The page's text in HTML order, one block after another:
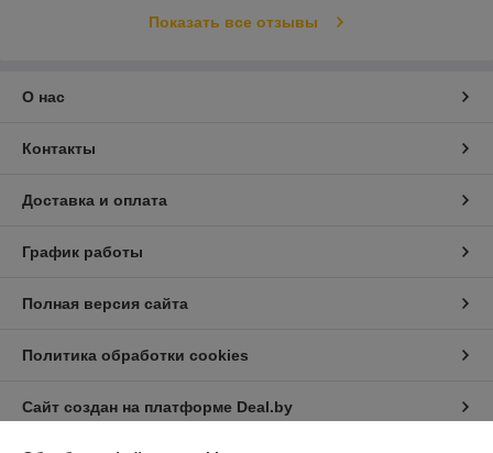
Показать все отзывы
О нас
Контакты
Доставка и оплата
График работы
Полная версия сайта
Политика обработки cookies
Сайт создан на платформе Deal.by